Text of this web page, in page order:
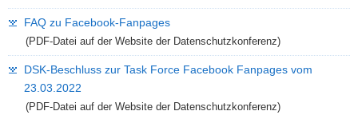
FAQ zu Facebook-Fanpages
(PDF-Datei auf der Website der Datenschutzkonferenz)
DSK-Beschluss zur Task Force Facebook Fanpages vom
23.03.2022
(PDF-Datei auf der Website der Datenschutzkonferenz)